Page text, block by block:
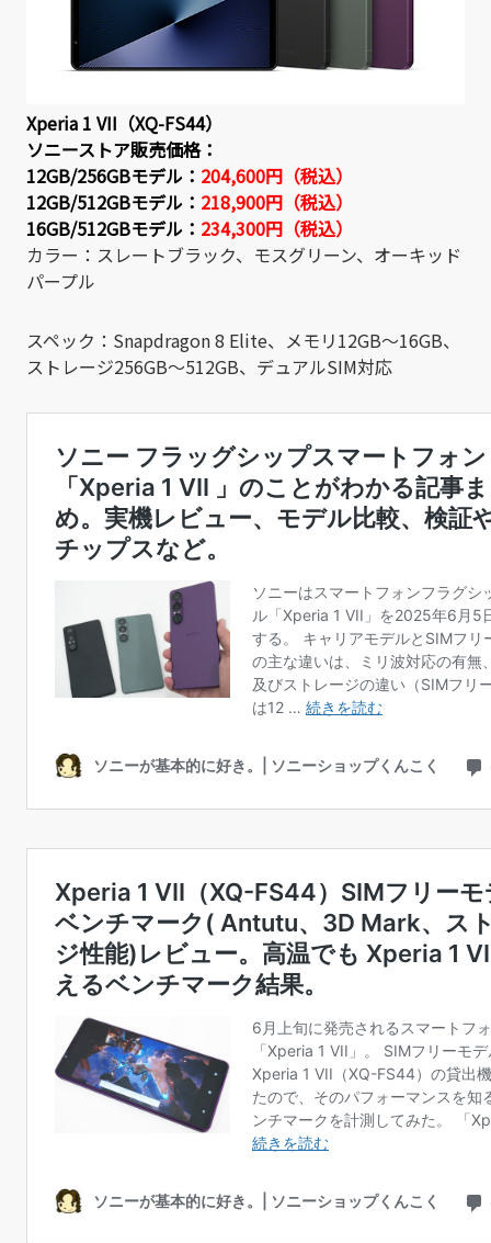
Xperia 1 VII（XQ-FS44）
ソニーストア販売価格：
12GB/256GBモデル： 204,600円（税込）
12GB/512GBモデル： 218,900円（税込）
16GB/512GBモデル： 234,300円（税込）
カラー：スレートブラック、モスグリーン、オーキッド
パープル
スペック：Snapdragon 8 Elite、メモリ12GB～16GB、
ストレージ256GB～512GB、デュアルSIM対応